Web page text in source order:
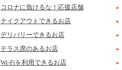
コロナに負けるな！応援店舗
テイクアウトできるお店
デリバリーできるお店
テラス席のあるお店
Wi-Fiを利用できるお店